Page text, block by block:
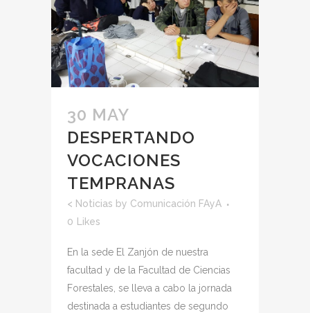
30 MAY
DESPERTANDO
VOCACIONES
TEMPRANAS
< Noticias by Comunicación FAyA
0
Likes
En la sede El Zanjón de nuestra
facultad y de la Facultad de Ciencias
Forestales, se lleva a cabo la jornada
destinada a estudiantes de segundo